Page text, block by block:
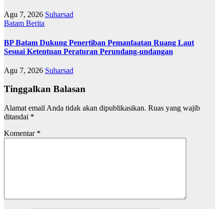
Agu 7, 2026 Suharsad
Batam Berita
BP Batam Dukung Penertiban Pemanfaatan Ruang Laut
Sesuai Ketentuan Peraturan Perundang-undangan
Agu 7, 2026 Suharsad
Tinggalkan Balasan
Alamat email Anda tidak akan dipublikasikan. Ruas yang wajib
ditandai *
Komentar *